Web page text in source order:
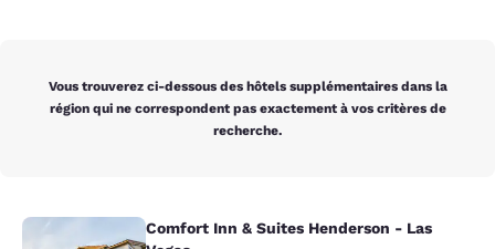
Vous trouverez ci-dessous des hôtels supplémentaires dans la
région qui ne correspondent pas exactement à vos critères de
recherche.
Comfort Inn & Suites Henderson -
Comfort Inn & Suites Henderson - Las